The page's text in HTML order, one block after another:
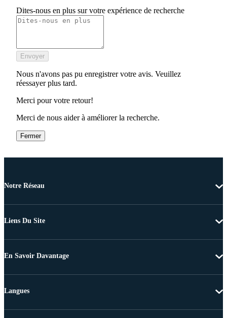
Dites-nous en plus sur votre expérience de recherche
Envoyer
Nous n'avons pas pu enregistrer votre avis. Veuillez
réessayer plus tard.
Merci pour votre retour!
Merci de nous aider à améliorer la recherche.
Fermer
Notre Réseau
Liens Du Site
En Savoir Davantage
Langues